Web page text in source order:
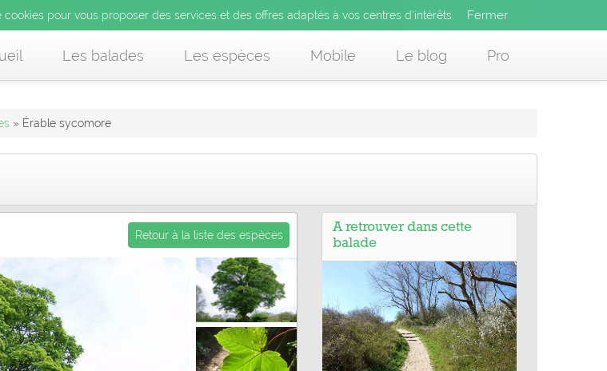
cookies pour vous proposer des services et des offres adaptés à vos centres d’intérêts. x
Les balades Les espèces Mobile Le blog Pro
pour vous proposer des services et des offres adaptés à vos centres d’intérêts. Fermer
pour vous proposer des services et des offres adaptés à vos centres d’intérêts.
» Érable sycomore
Retour à la liste des espèces
A retrouver dans cette
balade